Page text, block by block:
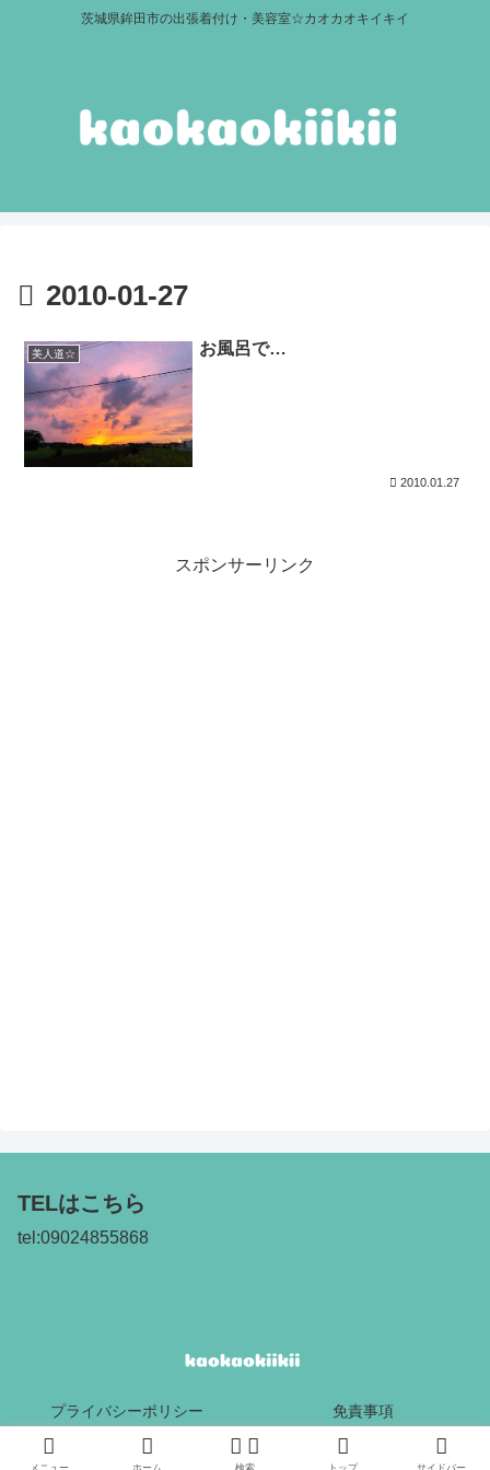
茨城県鉾田市の出張着付け・美容室☆カオカオキイキイ
2010-01-27
美人道☆ お風呂で…
2010.01.27
スポンサーリンク
TELはこちら
tel:09024855868
プライバシーポリシー 免責事項
Copyright © 2017 kaokaokiikii All Rights Reserved.
メニュー ホーム 検索 トップ サイドバー